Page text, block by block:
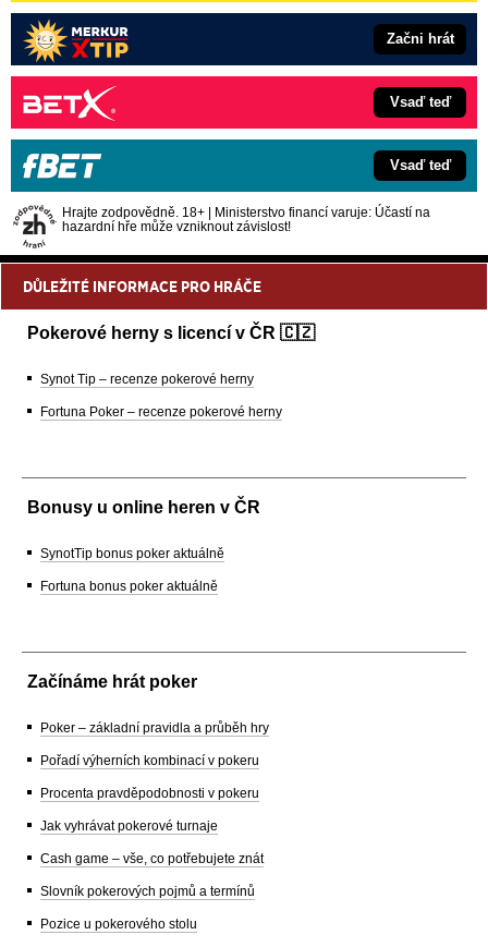
Začni hrát
Vsaď teď
Vsaď teď
Hrajte zodpovědně. 18+ | Ministerstvo financí varuje: Účastí na
hazardní hře může vzniknout závislost!
DŮLEŽITÉ INFORMACE PRO HRÁČE
Pokerové herny s licencí v ČR 🇨🇿
Synot Tip – recenze pokerové herny
Fortuna Poker – recenze pokerové herny
Bonusy u online heren v ČR
SynotTip bonus poker aktuálně
Fortuna bonus poker aktuálně
Začínáme hrát poker
Poker – základní pravidla a průběh hry
Pořadí výherních kombinací v pokeru
Procenta pravděpodobnosti v pokeru
Jak vyhrávat pokerové turnaje
Cash game – vše, co potřebujete znát
Slovník pokerových pojmů a termínů
Pozice u pokerového stolu